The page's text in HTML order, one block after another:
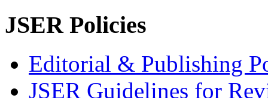
JSER Policies
Editorial & Publishing
JSER Guidelines for